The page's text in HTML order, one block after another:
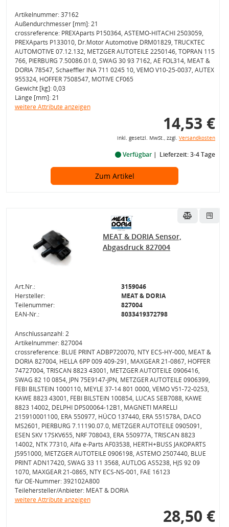
Artikelnummer: 37162
Außendurchmesser [mm]: 21
crossreference: PREXAparts P150364, ASTEMO-HITACHI 2503059,
PREXAparts P133010, Dr.Motor Automotive DRM01829, TRUCKTEC
AUTOMOTIVE 07.12.132, METZGER AUTOTEILE 2250146, TOPRAN 115
766, PIERBURG 7.50086.01.0, SWAG 30 93 7162, AE FOL314, MEAT &
DORIA 78547, Schaeffler INA 711 0245 10, VEMO V10-25-0037, AUTEX
955324, HOFFER 7508547, MOTIVE CF065
Gewicht [kg]: 0,03
Länge [mm]: 21
weitere Attribute anzeigen
14,53 €
inkl. gesetzl. MwSt., zzgl. Versandkosten
Verfügbar Lieferzeit: 3-4 Tage
Zum Artikel
MEAT & DORIA Sensor,
Abgasdruck 827004
Art.Nr.:
3159046
Hersteller:
MEAT & DORIA
Teilenummer:
827004
EAN-Nr.:
8033419372798
Anschlussanzahl: 2
Artikelnummer: 827004
crossreference: BLUE PRINT ADBP720070, NTY ECS-HY-000, MEAT &
DORIA 827004, HELLA 6PP 009 409-291, MAXGEAR 21-0867, HOFFER
74727004, TRISCAN 8823 43001, METZGER AUTOTEILE 0906416,
SWAG 82 10 0854, JPN 75E9147-JPN, METZGER AUTOTEILE 0906399,
FEBI BILSTEIN 1000110, MEYLE 37-14 801 0000, VEMO V51-72-0253,
KAWE 8823 43001, FEBI BILSTEIN 100854, LUCAS SEB7088, KAWE
8823 14002, DELPHI DPS00064-12B1, MAGNETI MARELLI
215910001100, ERA 550977, HÜCO 137440, ERA 551578A, DACO
MS2601, PIERBURG 7.11190.07.0, METZGER AUTOTEILE 0905091,
ESEN SKV 17SKV655, NRF 708043, ERA 550977A, TRISCAN 8823
14002, NTK 77310, Alfa e-Parts AF03538, HERTH+BUSS JAKOPARTS
J5951000, METZGER AUTOTEILE 0906198, ASTEMO 2507440, BLUE
PRINT ADN17420, SWAG 33 11 3568, AUTLOG AS5238, HJS 92 09
1070, MAXGEAR 21-0865, NTY ECS-NS-001, FAE 16123
für OE-Nummer: 392102A800
Teilehersteller/Anbieter: MEAT & DORIA
weitere Attribute anzeigen
28,50 €